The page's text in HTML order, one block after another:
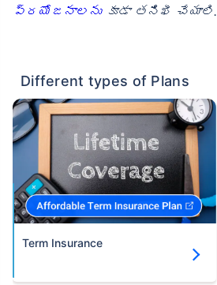
ప్రయోజనాలనుకూడా తనిఖీ చేయాలి.
Different types of Plans
Term Insurance